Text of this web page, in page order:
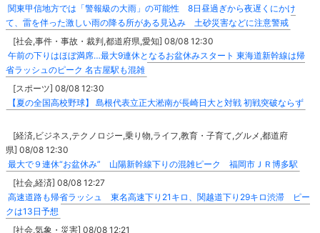
関東甲信地方では「警報級の大雨」の可能性 8日昼過ぎから夜遅くにかけ
て、雷を伴った激しい雨の降る所がある見込み 土砂災害などに注意警戒
[社会,事件・事故・裁判,都道府県,愛知] 08/08 12:30
午前の下りはほぼ満席…最大9連休となるお盆休みスタート 東海道新幹線は帰
省ラッシュのピーク 名古屋駅も混雑
[スポーツ] 08/08 12:30
【夏の全国高校野球】 島根代表立正大淞南が長崎日大と対戦 初戦突破ならず
[経済,ビジネス,テクノロジー,乗り物,ライフ,教育・子育て,グルメ,都道府
県] 08/08 12:30
最大で９連休“お盆休み” 山陽新幹線下りの混雑ピーク 福岡市ＪＲ博多駅
[社会,経済] 08/08 12:27
高速道路も帰省ラッシュ 東名高速下り21キロ、関越道下り29キロ渋滞 ピー
クは13日予想
[社会,気象・災害] 08/08 12:21